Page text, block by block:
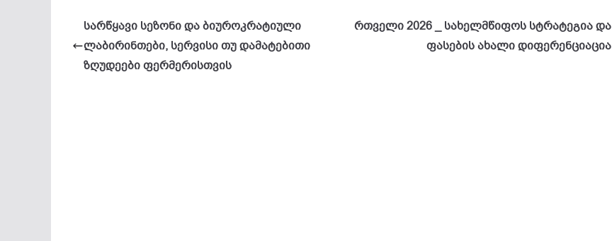
სარწყავი სეზონი და ბიუროკრატიული
ლაბირინთები, სერვისი თუ დამატებითი
ზღუდეები ფერმერისთვის
რთველი 2026 _ სახელმწიფოს სტრატეგია და
ფასების ახალი დიფერენციაცია